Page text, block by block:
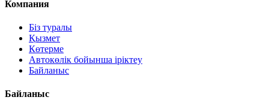
Компания
Біз туралы
Қызмет
Көтерме
Автокөлік бойынша іріктеу
Байланыс
Байланыс